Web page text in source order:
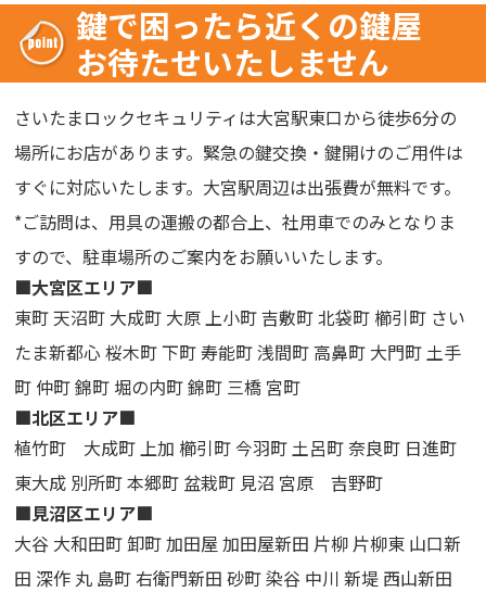
鍵で困ったら近くの鍵屋
お待たせいたしません
さいたまロックセキュリティは大宮駅東口から徒歩6分の
場所にお店があります。緊急の鍵交換・鍵開けのご用件は
すぐに対応いたします。大宮駅周辺は出張費が無料です。
*ご訪問は、用具の運搬の都合上、社用車でのみとなりま
すので、駐車場所のご案内をお願いいたします。
■大宮区エリア■
東町 天沼町 大成町 大原 上小町 吉敷町 北袋町 櫛引町 さい
たま新都心 桜木町 下町 寿能町 浅間町 高鼻町 大門町 土手
町 仲町 錦町 堀の内町 錦町 三橋 宮町
■北区エリア■
植竹町 大成町 上加 櫛引町 今羽町 土呂町 奈良町 日進町
東大成 別所町 本郷町 盆栽町 見沼 宮原 吉野町
■見沼区エリア■
大谷 大和田町 卸町 加田屋 加田屋新田 片柳 片柳東 山口新
田 深作 丸 島町 右衛門新田 砂町 染谷 中川 新堤 西山新田